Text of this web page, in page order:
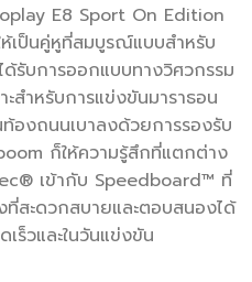
E8 Sport On Edition
ห้เป็นคู่หูที่สมบูรณ์แบบสำหรับ
รับการออกแบบทางวิศวกรรม
สำหรับการแข่งขันมาราธอน
องถนนเบาลงด้วยการรองรับ
ก็ให้ความรู้สึกที่แตกต่าง
เข้ากับ Speedboard™ ที่
ที่สะดวกสบายและตอบสนองได้
ร็วและในวันแข่งขัน